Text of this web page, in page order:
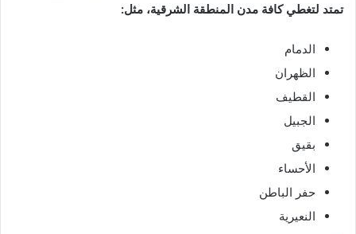
تمتد لتغطي كافة مدن المنطقة الشرقية، مثل:
الدمام
الظهران
القطيف
الجبيل
بقيق
الأحساء
حفر الباطن
النعيرية